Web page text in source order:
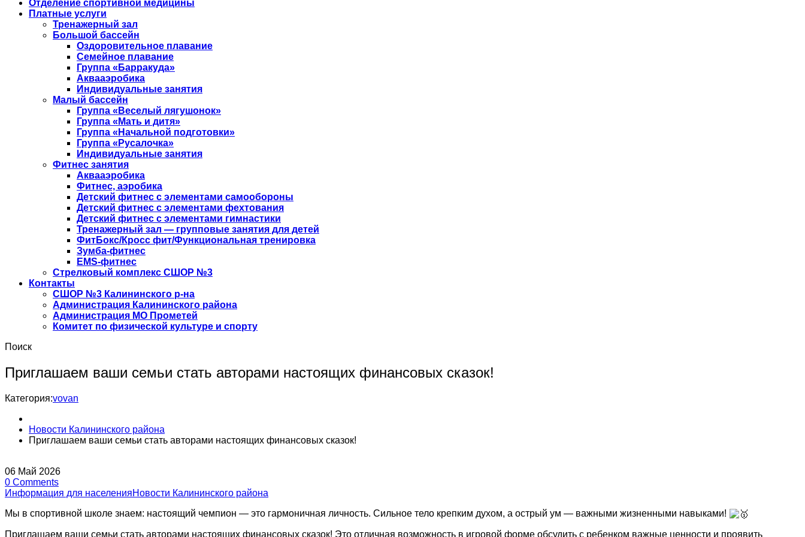
Отделение спортивной медицины
Платные услуги
Тренажерный зал
Большой бассейн
Оздоровительное плавание
Семейное плавание
Группа «Барракуда»
Аквааэробика
Индивидуальные занятия
Малый бассейн
Группа «Веселый лягушонок»
Группа «Мать и дитя»
Группа «Начальной подготовки»
Группа «Русалочка»
Индивидуальные занятия
Фитнес занятия
Аквааэробика
Фитнес, аэробика
Детский фитнес с элементами самообороны
Детский фитнес с элементами фехтования
Детский фитнес с элементами гимнастики
Тренажерный зал — групповые занятия для детей
ФитБокс/Кросс фит/Функциональная тренировка
Зумба-фитнес
EMS-фитнес
Стрелковый комплекс СШОР №3
Контакты
СШОР №3 Калининского р-на
Администрация Калининского района
Администрация МО Прометей
Комитет по физической культуре и спорту
Поиск
Приглашаем ваши семьи стать авторами настоящих финансовых сказок!
Категория:vovan
Новости Калининского района
Приглашаем ваши семьи стать авторами настоящих финансовых сказок!
06 Май 2026
0 Comments
Информация для населенияНовости Калининского района
Мы в спортивной школе знаем: настоящий чемпион — это гармоничная личность. Сильное тело крепким духом, а острый ум — важными жизненными навыками!
Приглашаем ваши семьи стать авторами настоящих финансовых сказок! Это отличная возможность в игровой форме обсудить с ребенком важные ценности и проявить